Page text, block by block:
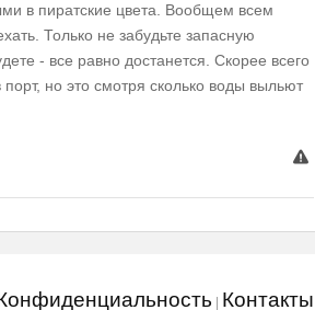
в пиратские цвета. Вообщем всем
Только не забудьте запасную
- все равно достанется. Скорее всего
но это смотря сколько воды выльют
Контакты